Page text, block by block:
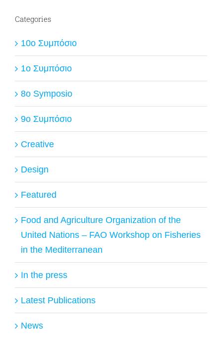
Categories
10ο Συμπόσιο
1ο Συμπόσιο
8o Symposio
9ο Συμπόσιο
Creative
Design
Featured
Food and Agriculture Organization of the
United Nations – FAO Workshop on Fisheries
in the Mediterranean
In the press
Latest Publications
News